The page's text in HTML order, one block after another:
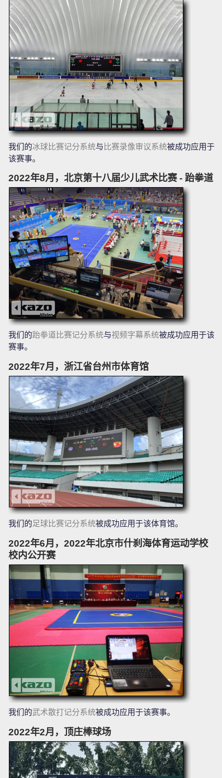
我们的冰球比赛记分系统与 比赛录像审议系统被成功应用于
该赛事。
2022年8月，北京第十八届少儿武术比赛 - 跆拳道
我们的跆拳道比赛记分系统与视频字幕系统被成功应用于该
赛事。
2022年7月，浙江省台州市体育馆
我们的足球比赛记分系统被成功应用于该体育馆。
2022年6月，2022年北京市什刹海体育运动学校
校内公开赛
我们的武术散打记分系统被成功应用于该赛事。
2022年2月，顶庄棒球场